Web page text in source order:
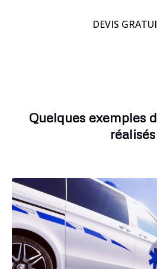
DEVIS
Quelques exemples
réalisés